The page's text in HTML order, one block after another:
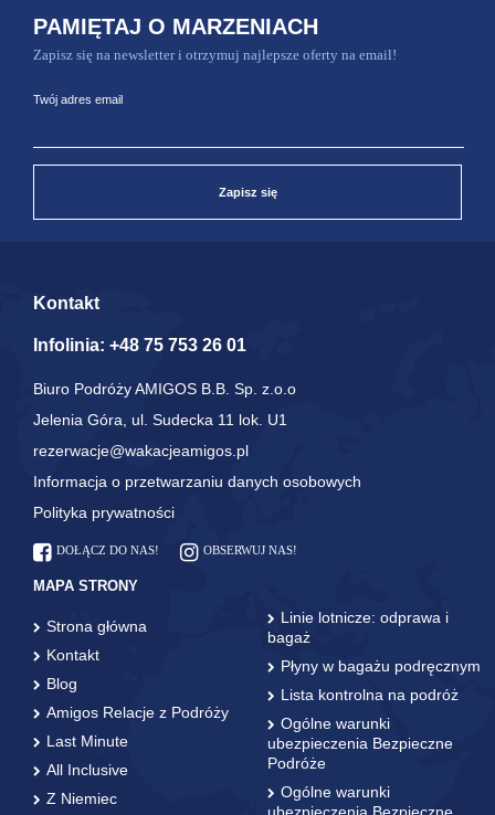
PAMIĘTAJ O MARZENIACH
Zapisz się na newsletter i otrzymuj najlepsze oferty na email!
Twój adres email
Zapisz się
Kontakt
Infolinia: +48 75 753 26 01
Biuro Podróży AMIGOS B.B. Sp. z.o.o
Jelenia Góra, ul. Sudecka 11 lok. U1
rezerwacje@wakacjeamigos.pl
Informacja o przetwarzaniu danych osobowych
Polityka prywatności
DOŁĄCZ DO NAS! OBSERWUJ NAS!
MAPA STRONY
Strona główna
Kontakt
Blog
Amigos Relacje z Podróży
Last Minute
All Inclusive
Z Niemiec
Linie lotnicze: odprawa i
bagaż
Płyny w bagażu podręcznym
Lista kontrolna na podróż
Ogólne warunki
ubezpieczenia Bezpieczne
Podróże
Ogólne warunki